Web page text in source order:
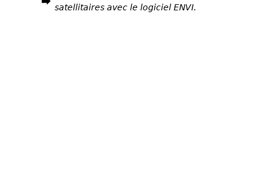
satellitaires avec le logiciel ENVI.